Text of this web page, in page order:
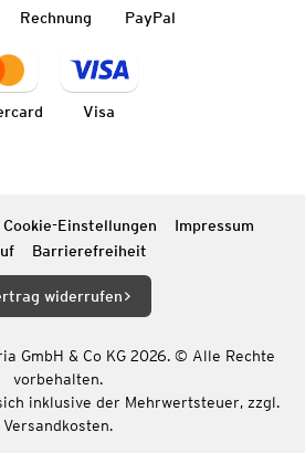
Rechnung PayPal
Visa
Cookie-Einstellungen
Impressum
Barrierefreiheit
widerrufen
GmbH & Co KG 2026. © Alle Rechte
vorbehalten.
inklusive der Mehrwertsteuer, zzgl.
Versandkosten.